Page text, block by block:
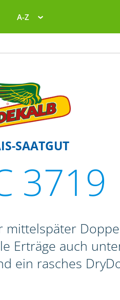
A-Z
SAATGUT
3719
mittelspäter
Erträge auch
ein rasches